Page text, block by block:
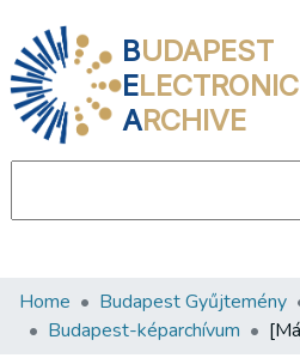
BUDAPEST
ELECTRONIC
ARCHIVE
Communities & Collections
Home Budapest Gyűjtemény
Budapest-képarchívum